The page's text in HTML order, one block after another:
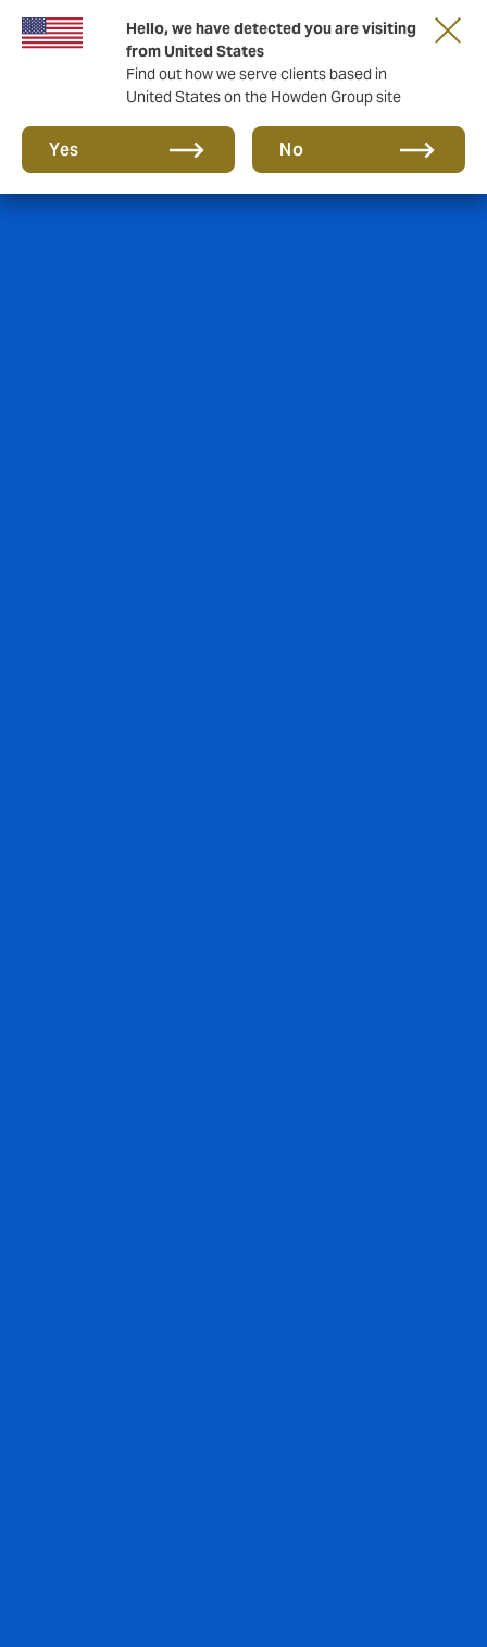
Hello, we have detected you are visiting
from United States
Find out how we serve clients based in
United States on the Howden Group site
Yes No